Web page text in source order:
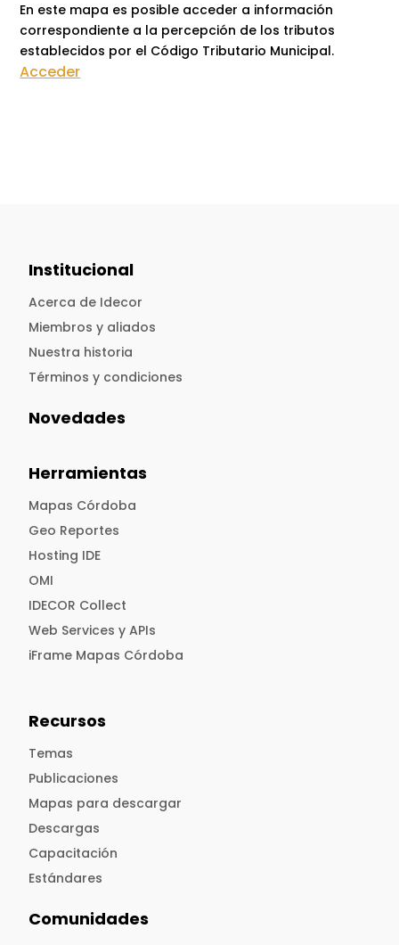
En este mapa es posible acceder a información
correspondiente a la percepción de los tributos
establecidos por el Código Tributario Municipal.
Acceder
Institucional
Acerca de Idecor
Miembros y aliados
Nuestra historia
Términos y condiciones
Novedades
Herramientas
Mapas Córdoba
Geo Reportes
Hosting IDE
OMI
IDECOR Collect
Web Services y APIs
iFrame Mapas Córdoba
Recursos
Temas
Publicaciones
Mapas para descargar
Descargas
Capacitación
Estándares
Comunidades